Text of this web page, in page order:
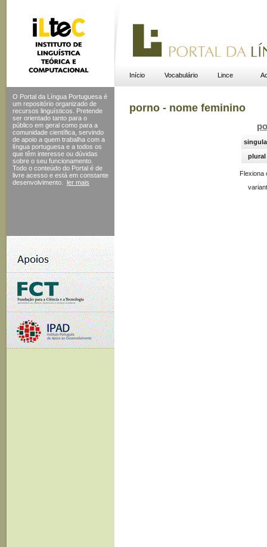
Início Vocabulário Lince
O Portal da Língua Portuguesa é
um repositório organizado de
recursos linguísticos. Pretende
ser orientado tanto para o
público em geral como para a
comunidade científica, servindo
de apoio a quem trabalha com a
língua portuguesa e a todos os
que têm interesse ou dúvidas
sobre o seu funcionamento.
Todo o conteúdo do Portal é de
livre acesso e está em constante
desenvolvimento.
ler mais
porno - nome feminino
plural
Flexiona